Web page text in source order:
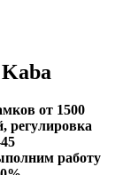
от 1500
регулировка
работу